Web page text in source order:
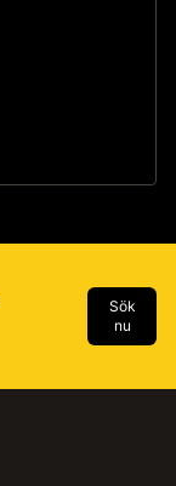
Sök
nu